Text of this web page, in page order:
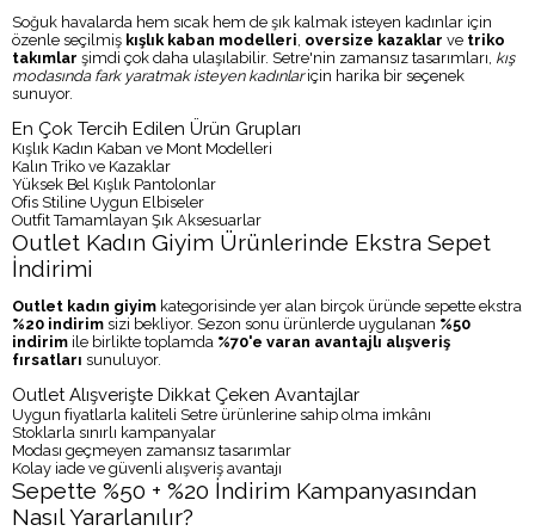
Soğuk havalarda hem sıcak hem de şık kalmak isteyen kadınlar için
özenle seçilmiş kışlık kaban modelleri, oversize kazaklar ve triko
takımlar şimdi çok daha ulaşılabilir. Setre'nin zamansız tasarımları, kış
modasında fark yaratmak isteyen kadınlariçin harika bir seçenek
sunuyor.
En Çok Tercih Edilen Ürün Grupları
Kışlık Kadın Kaban ve Mont Modelleri
Kalın Triko ve Kazaklar
Yüksek Bel Kışlık Pantolonlar
Ofis Stiline Uygun Elbiseler
Outfit Tamamlayan Şık Aksesuarlar
Outlet Kadın Giyim Ürünlerinde Ekstra Sepet
İndirimi
Outlet kadın giyim kategorisinde yer alan birçok üründe sepette ekstra
%20 indirim sizi bekliyor. Sezon sonu ürünlerde uygulanan %50
indirim ile birlikte toplamda %70'e varan avantajlı alışveriş
fırsatları sunuluyor.
Outlet Alışverişte Dikkat Çeken Avantajlar
Uygun fiyatlarla kaliteli Setre ürünlerine sahip olma imkânı
Stoklarla sınırlı kampanyalar
Modası geçmeyen zamansız tasarımlar
Kolay iade ve güvenli alışveriş avantajı
Sepette %50 + %20 İndirim Kampanyasından
Nasıl Yararlanılır?